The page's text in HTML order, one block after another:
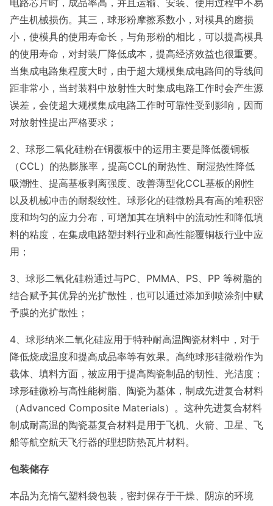
电路芯片时，成品率高，并且运输、安装、使用过程中不易
产生机械损伤。其三，球形粉摩擦系数小，对模具的磨损
小，使模具的使用寿命长，与角形粉的相比，可以提高模具
的使用寿命，对封装厂降低成本，提高经济效益也很重要。
当集成电路集程度大时，由于超大规模集成电路间的导线间
距非常小，当封装料中放射性大时集成电路工作时会产生源
误差，会使超大规模集成电路工作时可靠性受到影响，因而
对放射性提出严格要求；
2、球形二氧化硅粉在铜覆板中的运用主要是降低覆铜板
（CCL）的热膨胀率，提高CCL的耐热性、耐湿热性降低
吸潮性、提高基板剥离强度、改善薄型化CCL基板的刚性
以及机械冲击的耐裂纹性。球形化的硅微粉具有高的堆积密
度和均匀的应力分布，可增加其在填料中的流动性和降低填
料的粘度，在集成电路塑封料行业和高性能覆铜板行业中应
用；
3、球形二氧化硅粉通过与PC、PMMA、PS、PP 等树脂的
结合赋予其优异的光扩散性，也可以通过添加到喷涂剂中赋
予膜的光扩散性；
4、球形纳米二氧化硅应用于特种耐高温陶瓷材料中，对于
降低烧成温度和提高成品率等有效果。高纯球形硅微粉作为
载体、填料方面，被应用于提高陶瓷制品的韧性、光洁度；
球形硅微粉与高性能树脂、陶瓷为基体，制成先进复合材料
（Advanced Composite Materials）。这种先进复合材料
制成耐高温的陶瓷基复合材料是用于飞机、火箭、卫星、飞
船等航空航天飞行器的理想防热瓦片材料。
包装储存
本品为充惰气塑料袋包装，密封保存于干燥、阴凉的环境